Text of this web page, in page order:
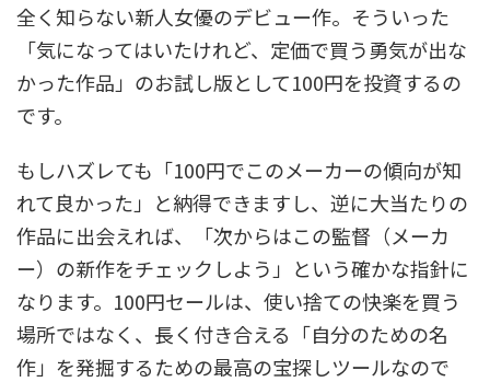
全く知らない新人女優のデビュー作。そういった
「気になってはいたけれど、定価で買う勇気が出な
かった作品」のお試し版として100円を投資するの
です。
もしハズレても「100円でこのメーカーの傾向が知
れて良かった」と納得できますし、逆に大当たりの
作品に出会えれば、「次からはこの監督（メーカ
ー）の新作をチェックしよう」という確かな指針に
なります。100円セールは、使い捨ての快楽を買う
場所ではなく、長く付き合える「自分のための名
作」を発掘するための最高の宝探しツールなので